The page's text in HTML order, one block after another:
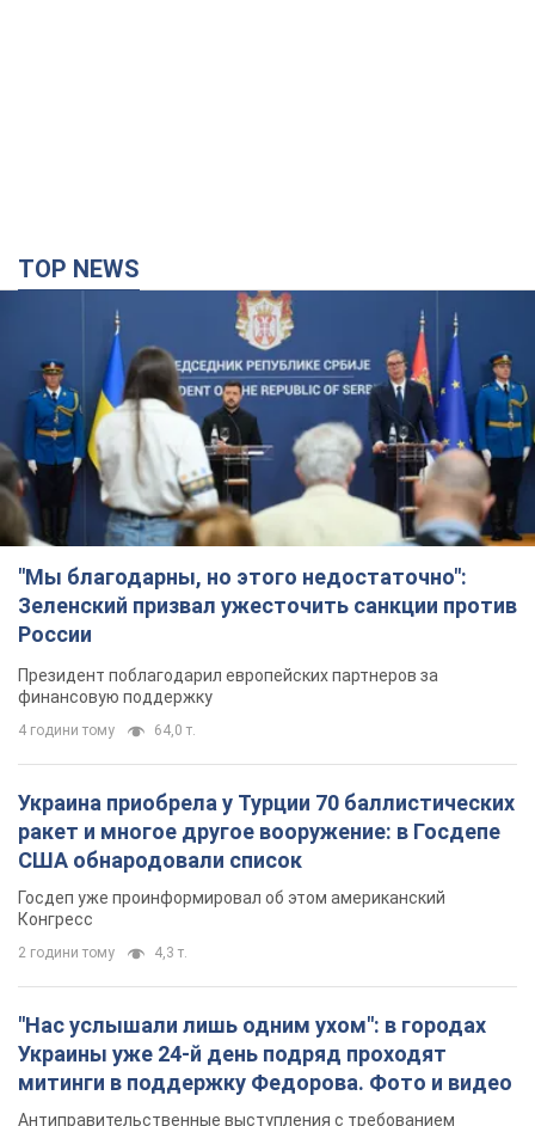
TOP NEWS
"Мы благодарны, но этого недостаточно":
Зеленский призвал ужесточить санкции против
России
Президент поблагодарил европейских партнеров за
финансовую поддержку
4 години тому 64,0 т.
Украина приобрела у Турции 70 баллистических
ракет и многое другое вооружение: в Госдепе
США обнародовали список
Госдеп уже проинформировал об этом американский
Конгресс
2 години тому 4,3 т.
"Нас услышали лишь одним ухом": в городах
Украины уже 24-й день подряд проходят
митинги в поддержку Федорова. Фото и видео
Антиправительственные выступления с требованием